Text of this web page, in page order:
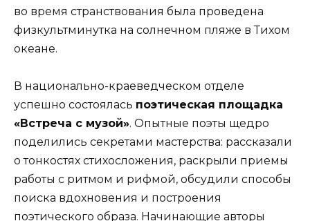
во время странствования была проведена
физкультминутка на солнечном пляже в Тихом
океане.
В национально-краеведческом отделе
успешно состоялась поэтическая площадка
«Встреча с музой». Опытные поэты щедро
поделились секретами мастерства: рассказали
о тонкостях стихосложения, раскрыли приемы
работы с ритмом и рифмой, обсудили способы
поиска вдохновения и построения
поэтического образа. Начинающие авторы